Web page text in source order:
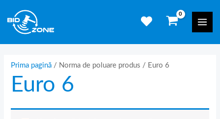
content
Prima pagină / Norma de poluare produs / Euro 6
Euro 6